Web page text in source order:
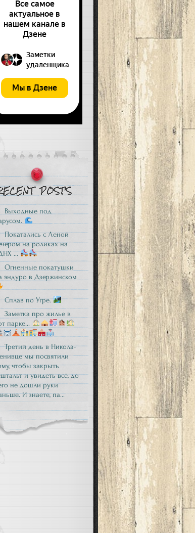
Выходные под
Покатались с Леной
на роликах на
…
Огненные покатушки
эндуро в Дзержинском
Сплав по Угре.
Заметка про жилье в
парке…
Третий день в Никола-
мы посвятили
чтобы закрыть
и увидеть всё, до
не дошли руки
И знаете, па…